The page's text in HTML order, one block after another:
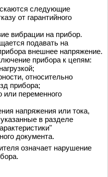
следующие
от гарантийного
вибрации на прибор.
подавать на
внешнее напряжение.
прибора к цепям:
относительно
прибора;
или переменного
напряжения или тока,
в разделе
документа.
означает нарушение